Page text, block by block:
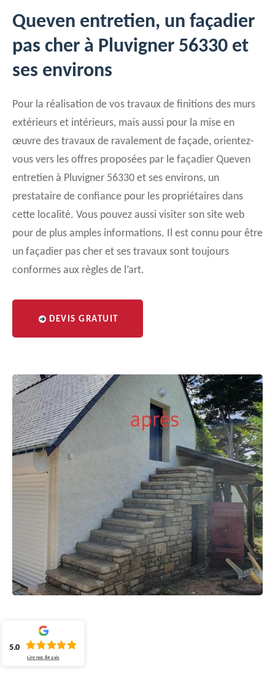
Queven entretien, un façadier
pas cher à Pluvigner 56330 et
ses environs
Pour la réalisation de vos travaux de finitions des murs
extérieurs et intérieurs, mais aussi pour la mise en
œuvre des travaux de ravalement de façade, orientez-
vous vers les offres proposées par le façadier Queven
entretien à Pluvigner 56330 et ses environs, un
prestataire de confiance pour les propriétaires dans
cette localité. Vous pouvez aussi visiter son site web
pour de plus amples informations. Il est connu pour être
un façadier pas cher et ses travaux sont toujours
conformes aux règles de l’art.
DEVIS GRATUIT
5.0
Lire nos84 avis